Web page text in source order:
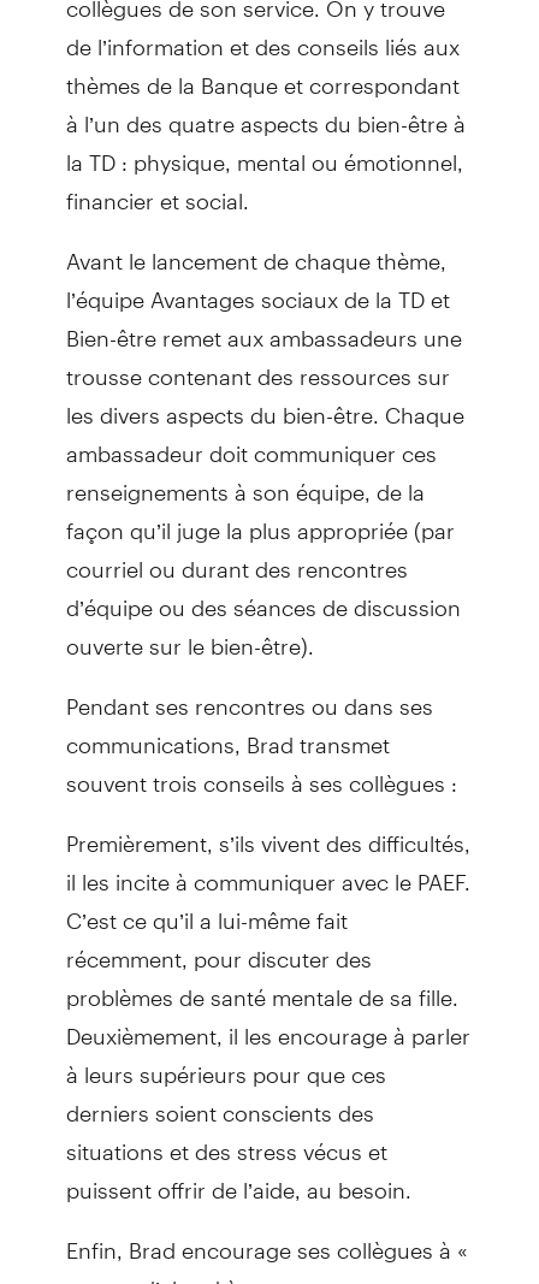
de l’information et des conseils liés aux
thèmes de la Banque et correspondant
à l’un des quatre aspects du bien-être à
la TD : physique, mental ou émotionnel,
financier et social.
Avant le lancement de chaque thème,
l’équipe Avantages sociaux de la TD et
Bien-être remet aux ambassadeurs une
trousse contenant des ressources sur
les divers aspects du bien-être. Chaque
ambassadeur doit communiquer ces
renseignements à son équipe, de la
façon qu’il juge la plus appropriée (par
courriel ou durant des rencontres
d’équipe ou des séances de discussion
ouverte sur le bien-être).
Pendant ses rencontres ou dans ses
communications, Brad transmet
souvent trois conseils à ses collègues :
Premièrement, s’ils vivent des difficultés,
il les incite à communiquer avec le PAEF.
C’est ce qu’il a lui-même fait
récemment, pour discuter des
problèmes de santé mentale de sa fille.
Deuxièmement, il les encourage à parler
à leurs supérieurs pour que ces
derniers soient conscients des
situations et des stress vécus et
puissent offrir de l’aide, au besoin.
Enfin, Brad encourage ses collègues à «